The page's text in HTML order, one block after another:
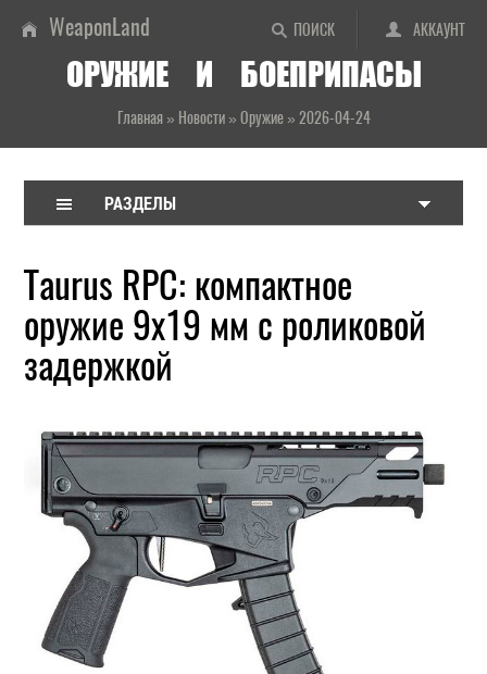
ПОИСК АККАУНТ
WeaponLand
ОРУЖИЕ И БОЕПРИПАСЫ
Главная» Новости» Оружие» 2026-04-24
РАЗДЕЛЫ
Taurus RPC: компактное
оружие 9х19 мм с роликовой
задержкой